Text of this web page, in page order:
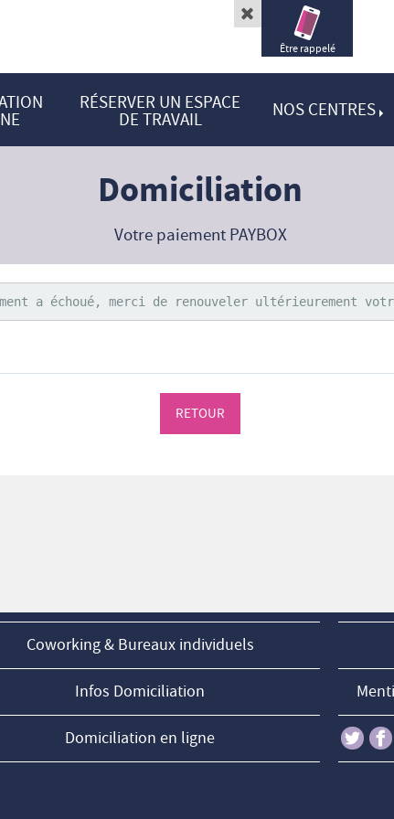
RÉSERVER UN ESPACE
DE TRAVAIL NOS CENTRES
Domiciliation
Votre paiement PAYBOX
a échoué, merci de renouveler ultérieurement votre
RETOUR
Toggle
navigation
Être rappelé
Coworking & Bureaux individuels
Infos Domiciliation
Domiciliation en ligne